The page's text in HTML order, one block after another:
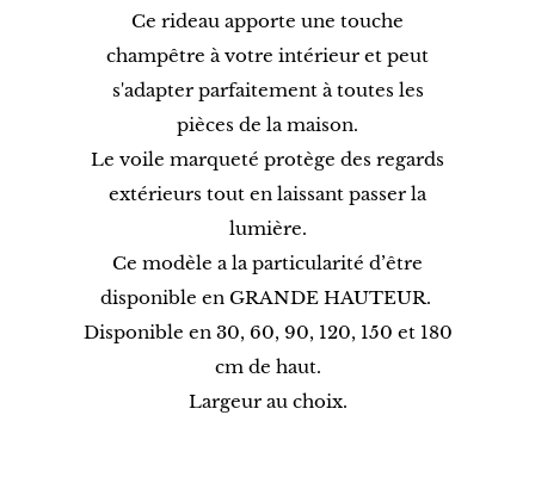
Ce rideau apporte une touche
champêtre à votre intérieur et peut
s'adapter parfaitement à toutes les
pièces de la maison.
Le voile marqueté protège des regards
extérieurs tout en laissant passer la
lumière.
Ce modèle a la particularité d’être
disponible en GRANDE HAUTEUR.
Disponible en 30, 60, 90, 120, 150 et 180
cm de haut.
Largeur au choix.